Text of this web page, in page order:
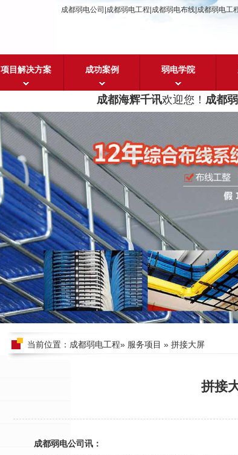
成都弱电公司|成都弱电工程|成都弱电布线|成都弱电工
项目解决方案 成功案例 弱电学院
成都海辉千讯欢迎您！成都弱电
当前位置： 成都弱电工程» 服务项目 » 拼接大屏
拼接
成都弱电公司讯：